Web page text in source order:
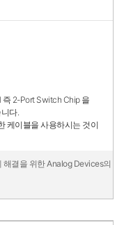
즉 2-Port Switch Chip 을
다.
케이블을 사용하시는 것이
결을 위한 Analog Devices의